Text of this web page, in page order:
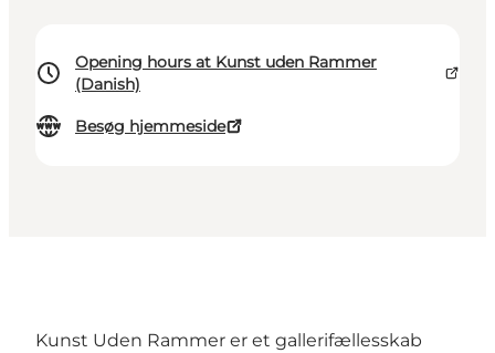
Opening hours at Kunst uden Rammer
(Danish)
Besøg hjemmeside
Kunst Uden Rammer er et gallerifællesskab